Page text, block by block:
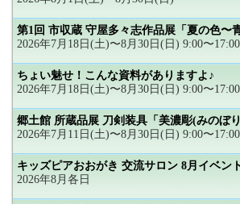
第1回 市収蔵 守屋多々志作品展「夏の色〜
2026年7月18日(土)〜8月30日(日) 9:00〜17:00
ちょい魅せ！こんな資料がありますよ♪
2026年7月18日(土)〜8月30日(日) 9:00〜17:00
郷土館 所蔵品展 刀剣装具「美濃彫(みのぼ
2026年7月11日(土)〜8月30日(日) 9:00〜17:00
キッズピアおおがき 交流サロン 8月イベン
2026年8月各日